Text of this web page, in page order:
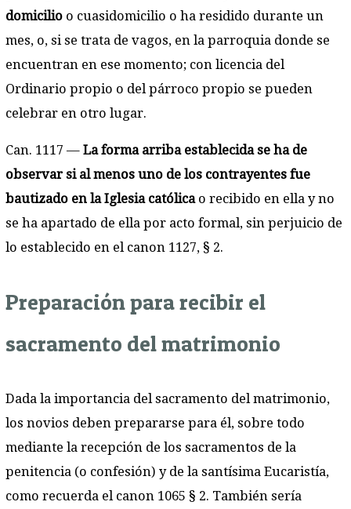
domicilio o cuasidomicilio o ha residido durante un
mes, o, si se trata de vagos, en la parroquia donde se
encuentran en ese momento; con licencia del
Ordinario propio o del párroco propio se pueden
celebrar en otro lugar.
Can. 1117 — La forma arriba establecida se ha de
observar si al menos uno de los contrayentes fue
bautizado en la Iglesia católicao recibido en ella y no
se ha apartado de ella por acto formal, sin perjuicio de
lo establecido en el canon 1127, § 2.
Preparación para recibir el
sacramento del matrimonio
Dada la importancia del sacramento del matrimonio,
los novios deben prepararse para él, sobre todo
mediante la recepción de los sacramentos de la
penitencia (o confesión) y de la santísima Eucaristía,
como recuerda el canon 1065 § 2. También sería